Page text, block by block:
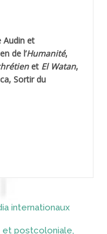
Audinet
de l’Humanité,
et El Watan,
Sortir du
internationaux
et postcoloniale,